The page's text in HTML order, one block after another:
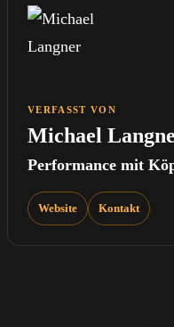
VERFASST VON
Michael
Performance mit
Website Kontakt